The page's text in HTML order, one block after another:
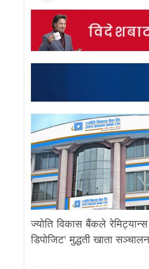
ज्योति विकास बैंकले
डिपोजिट’ मुद्धती खाता